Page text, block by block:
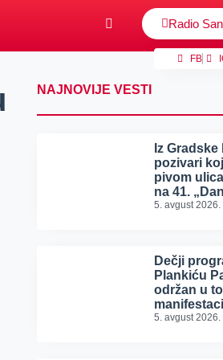
Radio
FB
NAJNOVIJE VESTI
Iz
pozivari
pivom
na 41.
5. avgust 2026.
Dečji
Plankiću
održan u
5. avgust 2026.